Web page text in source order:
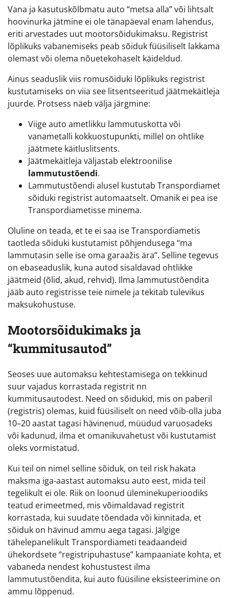
Vana ja kasutuskõlbmatu auto “metsa alla” või lihtsalt
hoovinurka jätmine ei ole tänapäeval enam lahendus,
eriti arvestades uut mootorsõidukimaksu. Registrist
lõplikuks vabanemiseks peab sõiduk füüsiliselt lakkama
olemast või olema nõuetekohaselt käideldud.
Ainus seaduslik viis romusõiduki lõplikuks registrist
kustutamiseks on viia see litsentseeritud jäätmekäitleja
juurde. Protsess näeb välja järgmine:
Viige auto ametlikku lammutuskotta või
vanametalli kokkuostupunkti, millel on ohtlike
jäätmete käitluslitsents.
Jäätmekäitleja väljastab elektroonilise
lammutustõendi.
Lammutustõendi alusel kustutab Transpordiamet
sõiduki registrist automaatselt. Omanik ei pea ise
Transpordiametisse minema.
Oluline on teada, et te ei saa ise Transpordiametis
taotleda sõiduki kustutamist põhjendusega “ma
lammutasin selle ise oma garaažis ära”. Selline tegevus
on ebaseaduslik, kuna autod sisaldavad ohtlikke
jäätmeid (õlid, akud, rehvid). Ilma lammutustõendita
jääb auto registrisse teie nimele ja tekitab tulevikus
maksukohustuse.
Mootorsõidukimaks ja
“kummitusautod”
Seoses uue automaksu kehtestamisega on tekkinud
suur vajadus korrastada registrit nn
kummitusautodest. Need on sõidukid, mis on paberil
(registris) olemas, kuid füüsiliselt on need võib-olla juba
10–20 aastat tagasi hävinenud, müüdud varuosadeks
või kadunud, ilma et omanikuvahetust või kustutamist
oleks vormistatud.
Kui teil on nimel selline sõiduk, on teil risk hakata
maksma iga-aastast automaksu auto eest, mida teil
tegelikult ei ole. Riik on loonud üleminekuperioodiks
teatud erimeetmed, mis võimaldavad registrit
korrastada, kui suudate tõendada või kinnitada, et
sõiduk on hävinud ammu aega tagasi. Jälgige
tähelepanelikult Transpordiameti teadaandeid
ühekordsete “registripuhastuse” kampaaniate kohta, et
vabaneda nendest kohustustest ilma
lammutustõendita, kui auto füüsiline eksisteerimine on
ammu lõppenud.